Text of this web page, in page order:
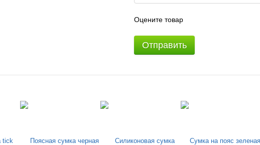
Оцените товар
Отправить